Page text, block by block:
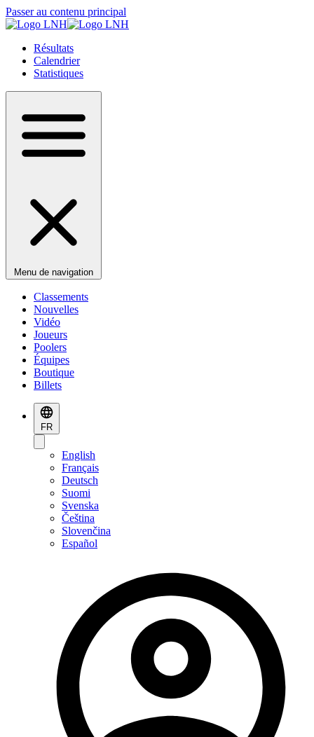
Passer au contenu principal
Résultats
Calendrier
Statistiques
Menu de navigation
Classements
Nouvelles
Vidéo
Joueurs
Poolers
Équipes
Boutique
Billets
FR
English
Français
Deutsch
Suomi
Svenska
Čeština
Slovenčina
Español